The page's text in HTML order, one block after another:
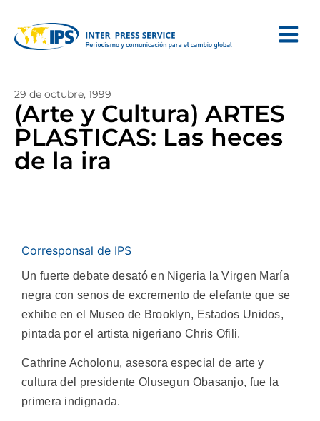
29 de octubre, 1999
(Arte y Cultura) ARTES
PLASTICAS: Las heces
de la ira
Corresponsal de IPS
Un fuerte debate desató en Nigeria la Virgen María
negra con senos de excremento de elefante que se
exhibe en el Museo de Brooklyn, Estados Unidos,
pintada por el artista nigeriano Chris Ofili.
Cathrine Acholonu, asesora especial de arte y
cultura del presidente Olusegun Obasanjo, fue la
primera indignada.